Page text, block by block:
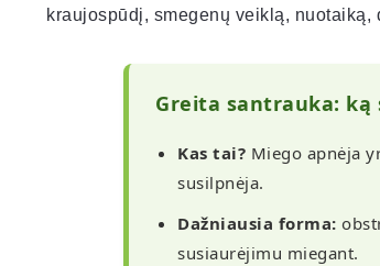
kraujospūdį, smegenų veiklą,
Greita santrauka: ką
Kas tai? Miego apnėja
susilpnėja.
Dažniausia forma:
susiaurėjimu miegant.